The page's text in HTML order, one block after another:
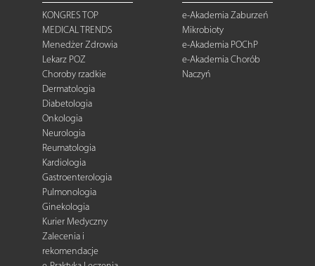
KONGRES TOP
MEDICAL TRENDS
Menedżer Zdrowia
Lekarz POZ
Choroby rzadkie
Dermatologia
Diabetologia
Onkologia
Neurologia
Reumatologia
Kardiologia
Gastroenterologia
Pulmonologia
Ginekologia
Kurier Medyczny
Zalecenia i
rekomendacje
e-Akademia Zaburzeń
Mikrobioty
e-Akademia POChP
e-Akademia Chorób
Naczyń